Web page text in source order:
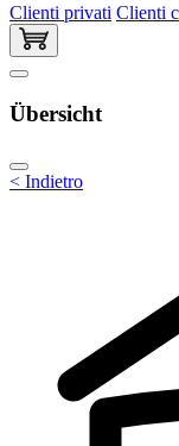
Clienti privati Clienti
Übersicht
< Indietro